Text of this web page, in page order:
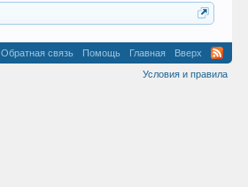
Обратная связь Помощь Главная
Вверх
Условия и правила